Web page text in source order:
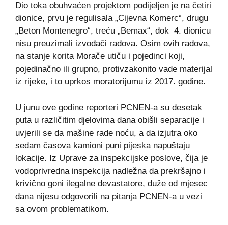
Dio toka obuhvaćen projektom podijeljen je na četiri
dionice, prvu je regulisala „Cijevna Komerc“, drugu
„Beton Montenegro“, treću „Bemax“, dok 4. dionicu
nisu preuzimali izvođači radova. Osim ovih radova,
na stanje korita Morače utiču i pojedinci koji,
pojedinačno ili grupno, protivzakonito vade materijal
iz rijeke, i to uprkos moratorijumu iz 2017. godine.
U junu ove godine reporteri PCNEN-a su desetak
puta u različitim djelovima dana obišli separacije i
uvjerili se da mašine rade noću, a da izjutra oko
sedam časova kamioni puni pijeska napuštaju
lokacije. Iz Uprave za inspekcijske poslove, čija je
vodoprivredna inspekcija nadležna da prekršajno i
krivično goni ilegalne devastatore, duže od mjesec
dana nijesu odgovorili na pitanja PCNEN-a u vezi
sa ovom problematikom.